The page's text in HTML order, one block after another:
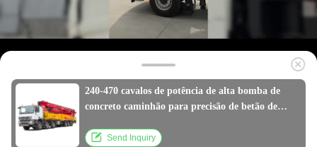
240-470 cavalos de potência de alta bomba de
concreto caminhão para precisão de betão de
Send Inquiry